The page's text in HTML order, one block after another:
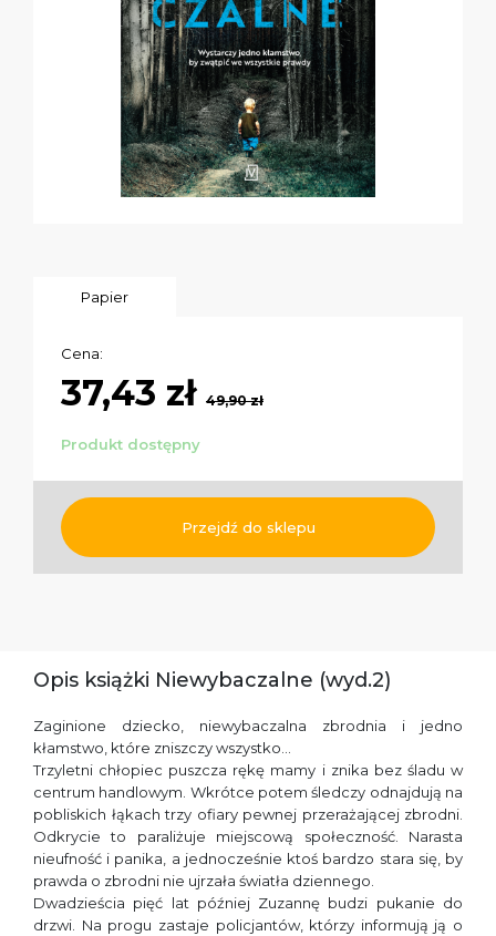
Papier
Cena:
37,43 zł 49,90 zł
Produkt dostępny
Przejdź do sklepu
Opis książki Niewybaczalne (wyd.2)
Zaginione dziecko, niewybaczalna zbrodnia i jedno
kłamstwo, które zniszczy wszystko…
Trzyletni chłopiec puszcza rękę mamy i znika bez śladu w
centrum handlowym. Wkrótce potem śledczy odnajdują na
pobliskich łąkach trzy ofiary pewnej przerażającej zbrodni.
Odkrycie to paraliżuje miejscową społeczność. Narasta
nieufność i panika, a jednocześnie ktoś bardzo stara się, by
prawda o zbrodni nie ujrzała światła dziennego.
Dwadzieścia pięć lat później Zuzannę budzi pukanie do
drzwi. Na progu zastaje policjantów, którzy informują ją o